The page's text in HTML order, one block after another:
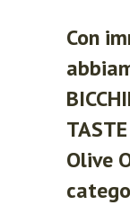
Con
Olive